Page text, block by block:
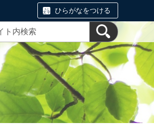
ひらがなをつける